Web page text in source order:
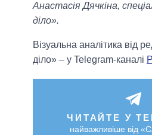
Анастасія Дячкіна,
діло».
Візуальна аналітика від
діло» – у Telegram-каналі
ЧИТАЙТЕ У
найважливіше від